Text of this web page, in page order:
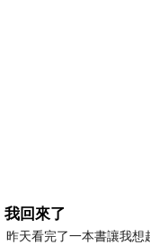
我回來了
昨天看完了一本書讓我想